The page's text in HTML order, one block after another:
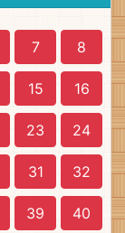
7 8
15 16
23 24
31 32
39 40